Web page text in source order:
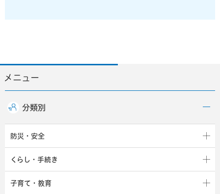
メニュー
分類別
防災・安全
くらし・手続き
子育て・教育